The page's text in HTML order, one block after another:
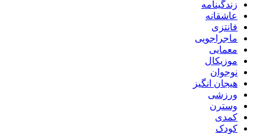
زندگینامه
عاشقانه
فانتزی
ماجراجویی
معمایی
موزیکال
نوجوان
هیجان انگیز
ورزشی
وسترن
کمدی
کودک